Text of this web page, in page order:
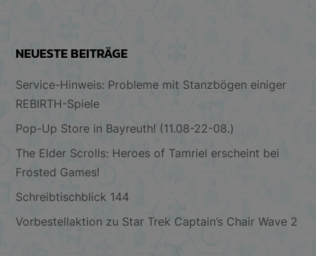
NEUESTE BEITRÄGE
Service-Hinweis: Probleme mit Stanzbögen einiger
REBIRTH-Spiele
Pop-Up Store in Bayreuth! (11.08-22-08.)
The Elder Scrolls: Heroes of Tamriel erscheint bei
Frosted Games!
Schreibtischblick 144
Vorbestellaktion zu Star Trek Captain’s Chair Wave 2